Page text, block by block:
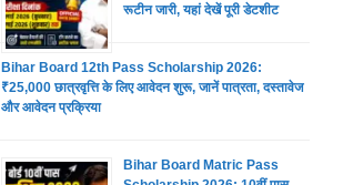
रूटीन जारी, यहां देखें पूरी डेटशीट
Bihar Board 12th Pass Scholarship 2026:
₹25,000 छात्रवृत्ति के लिए आवेदन शुरू, जानें पात्रता, दस्तावेज
और आवेदन प्रक्रिया
Bihar Board Matric Pass